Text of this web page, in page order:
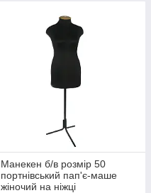
Манекен б/в розмір 50
портнівський пап'є-маше
жіночий на ніжці